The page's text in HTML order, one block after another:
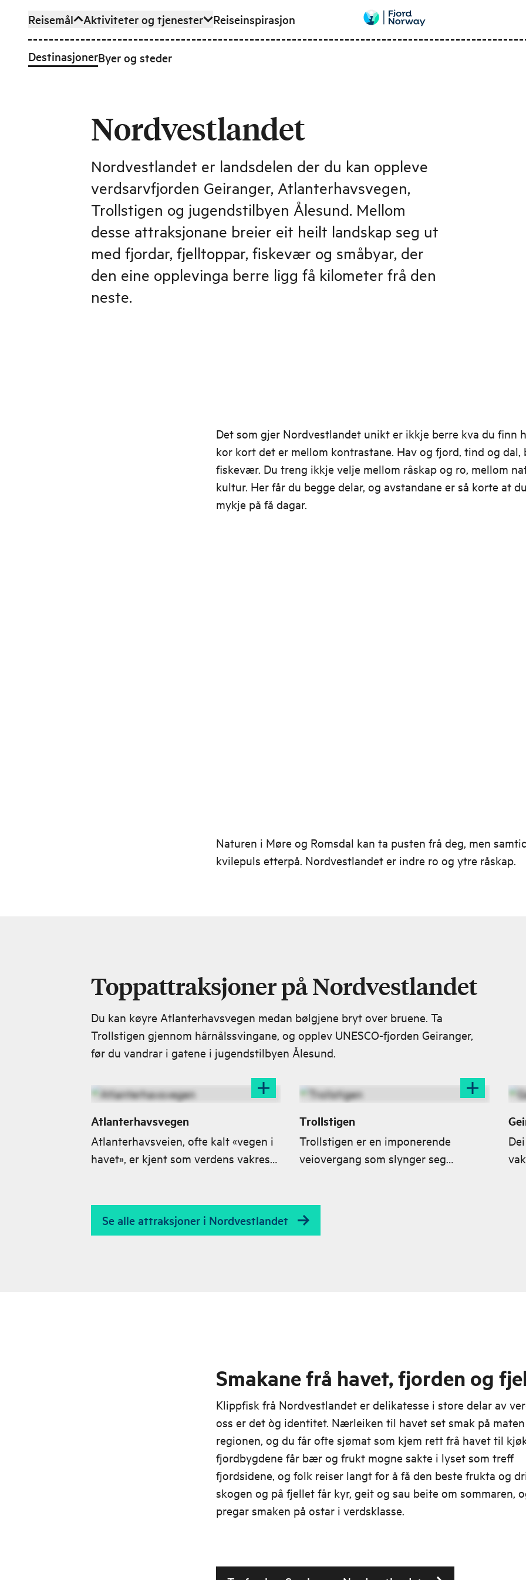
Hopp til hovedinnhold
Reisemål
DestinasjonerByer og steder
Aktiviteter og tjenester Reiseinspirasjon
Nordvestlandet
Nordvestlandet er landsdelen der du kan oppleve
verdsarvfjorden Geiranger, Atlanterhavsvegen,
Trollstigen og jugendstilbyen Ålesund. Mellom
desse attraksjonane breier eit heilt landskap seg ut
med fjordar, fjelltoppar, fiskevær og småbyar, der
den eine opplevinga berre ligg få kilometer frå den
neste.
Det som gjer Nordvestlandet unikt er ikkje berre kva du finn
kor kort det er mellom kontrastane. Hav og fjord, tind og dal,
fiskevær. Du treng ikkje velje mellom råskap og ro, mellom
kultur. Her får du begge delar, og avstandane er så korte at
mykje på få dagar.
Naturen i Møre og Romsdal kan ta pusten frå deg, men
kvilepuls etterpå. Nordvestlandet er indre ro og ytre råskap.
Toppattraksjoner på Nordvestlandet
Du kan køyre Atlanterhavsvegen medan bølgjene bryt over bruene. Ta
Trollstigen gjennom hårnålssvingane, og opplev UNESCO-fjorden Geiranger,
før du vandrar i gatene i jugendstilbyen Ålesund.
Atlanterhavsvegen
Atlanterhavsveien, ofte kalt «vegen i
havet», er kjent som verdens vakreste
dramatisk landskap der hav og
Trollstigen
Trollstigen er en imponerende
veiovergang som slynger seg
med Valldal på Sunnmøre.
Se alle attraksjoner i Nordvestlandet
Smakane frå havet, fjorden og
Klippfisk frå Nordvestlandet er delikatesse i store delar av
oss er det òg identitet. Nærleiken til havet set smak på
regionen, og du får ofte sjømat som kjem rett frå havet til
fjordbygdene får bær og frukt mogne sakte i lyset som treff
fjordsidene, og folk reiser langt for å få den beste frukta og
skogen og på fjellet får kyr, geit og sau beite om sommaren,
pregar smaken på ostar i verdsklasse.